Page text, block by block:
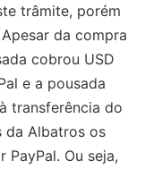
trâmite, porém
da compra
cobrou USD
e a pousada
transferência do
da Albatros os
Ou seja,